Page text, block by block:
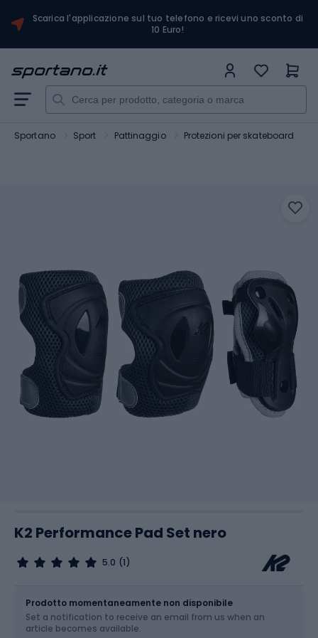
Scarica l'applicazione sul tuo telefono e ricevi uno sconto di
10 Euro!
Sportano Sport Pattinaggio Protezioni per skateboard
K2 Performance Pad Set nero
5.0 (1)
Scegli un'opzione...
Prodotto momentaneamente non disponibile
Set a notification to receive an email from us when an
article becomes available.